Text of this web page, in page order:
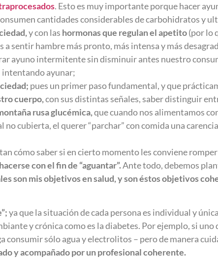
. Esto es muy importante porque hacer
cantidades considerables de carbohidratos y
y con las hormonas que regulan el apetito(por lo
sentir hambre más pronto, más intensa y más
ayuno intermitente sin disminuir antes nuestro
intentando ayunar;
pues un primer paso fundamental, y que
cuerpo,con sus distintas señales, saber distinguir
rusa glucémica,que cuando nos alimentamos
cubierta, el querer “parchar” con comida una
cómo saber si en cierto momento les conviene
con el fin de “aguantar”.Ante todo, debemos
son mis objetivos en salud, y son éstos objetivos
ya que la situación de cada persona es individual y
y crónica como es la diabetes. Por ejemplo, si
consumir sólo agua y electrolitos – pero de manera
y acompañado por un profesional coherente.